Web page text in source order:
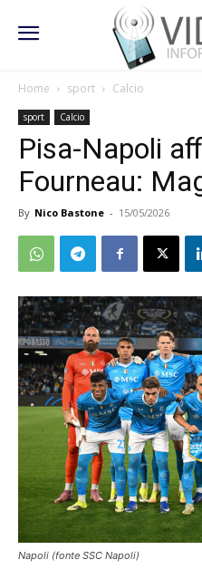
Home sport Calcio
sport Calcio
Pisa-Napoli
Fourneau:
By Nico Bastone - 15/05/2026
Napoli (fonte SSC Napoli)